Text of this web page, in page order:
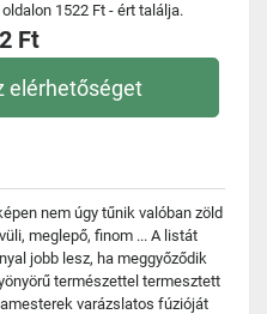
1522 Ft - ért találja.
Ft
elérhetőséget
nem úgy tűnik valóban zöld
meglepő, finom ... A listát
jobb lesz, ha meggyőződik
természettel termesztett
varázslatos fúzióját